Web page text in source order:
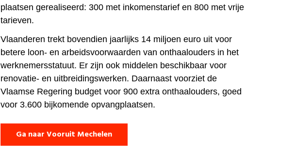
plaatsen gerealiseerd: 300 met inkomenstarief en 800 met vrije
tarieven.
Vlaanderen trekt bovendien jaarlijks 14 miljoen euro uit voor
betere loon- en arbeidsvoorwaarden van onthaalouders in het
werknemersstatuut. Er zijn ook middelen beschikbaar voor
renovatie- en uitbreidingswerken. Daarnaast voorziet de
Vlaamse Regering budget voor 900 extra onthaalouders, goed
voor 3.600 bijkomende opvangplaatsen.
Ga naar Vooruit Mechelen